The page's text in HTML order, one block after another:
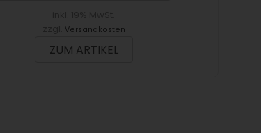
Versandkosten
ZUM ARTIKEL